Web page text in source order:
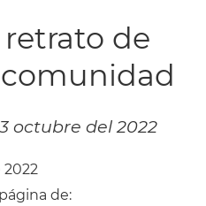
de
octubre del 2022
2022
de: